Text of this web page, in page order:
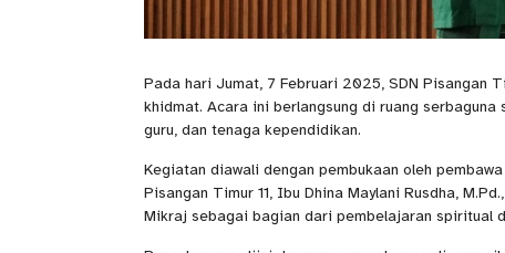
Pada hari Jumat, 7 Februari 2025, SDN Pisangan
khidmat. Acara ini berlangsung di ruang
guru, dan tenaga kependidikan.
Kegiatan diawali dengan pembukaan oleh
Pisangan Timur 11, Ibu Dhina Maylani Rusdha,
Mikraj sebagai bagian dari pembelajaran spiritual